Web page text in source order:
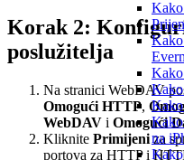
Kako
Kako
Kako
na
Korak 2:
poslužitelja
Na stranici WebDAV
Omogući HTTP,
WebDAV i Omogući
Kliknite Primijeniza
portova za HTTP i